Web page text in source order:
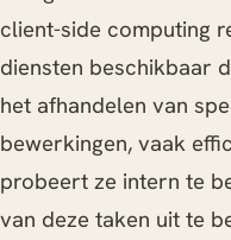
client-side computing
diensten beschikbaar
het afhandelen van
bewerkingen, vaak
probeert ze intern te
van deze taken uit te